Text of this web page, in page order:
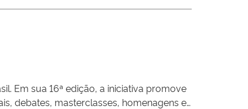
Em sua 16ª edição, a iniciativa promove
debates, masterclasses, homenagens e